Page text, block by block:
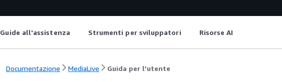
Guide all'assistenza Strumenti per sviluppatori Risorse AI
Documentazione MediaLive Guida per l’utente